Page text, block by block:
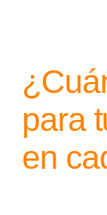
para
en